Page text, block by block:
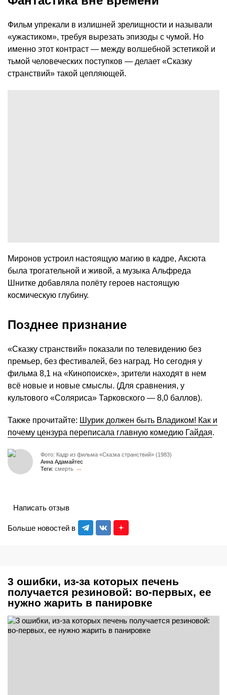
Фильм упрекали в излишней зрелищности и называли
«ужастиком», требуя вырезать эпизоды с чумой. Но
именно этот контраст — между волшебной эстетикой и
тьмой человеческих поступков — делает «Сказку
странствий» такой цепляющей.
Миронов устроил настоящую магию в кадре, Аксюта
была трогательной и живой, а музыка Альфреда
Шнитке добавляла полёту героев настоящую
космическую глубину.
Позднее признание
«Сказку странствий» показали по телевидению без
премьер, без фестивалей, без наград. Но сегодня у
фильма 8,1 на «Кинопоиске», зрители находят в нем
всё новые и новые смыслы. (Для сравнения, у
культового «Соляриса» Тарковского — 8,0 баллов).
Также прочитайте: Шурик должен быть Владиком! Как и
почему цензура переписала главную комедию Гайдая.
Фото: Кадр из фильма «Сказка странствий» (1983)
Анна Адамайтес
Теги: смерть
Больше новостей в
Написать отзыв
3 ошибки, из-за которых печень
получается резиновой: во-первых, ее
нужно жарить в панировке